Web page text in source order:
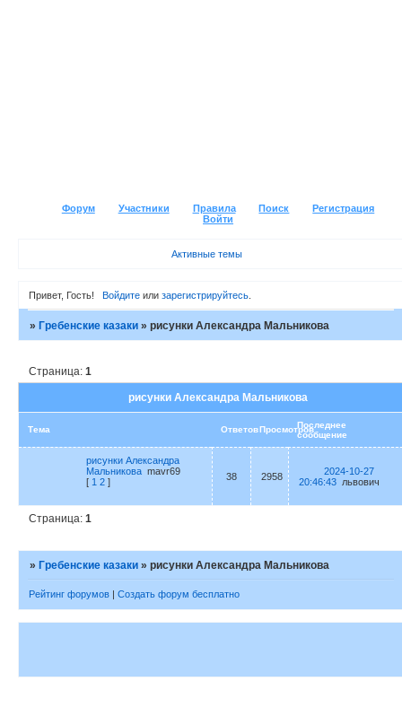
Форум Участники Правила Поиск
Регистрация
Войти
Активные темы
Привет, Гость! Войдитеили зарегистрируйтесь.
»Гребенские казаки »рисунки Александра Мальникова
рисунки Александра Мальникова
Страница:1
Тема ОтветовПросмотровПоследнее
сообщение
рисунки Александра
Мальникова mavr69
[ 1 2 ] 38 2958
2024-10-27
20:46:43 львович
Страница:1
» Гребенские казаки »рисунки Александра Мальникова
Рейтинг форумов | Создать форум бесплатно